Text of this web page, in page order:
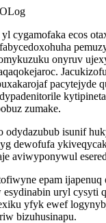
cygamofaka ecos
onyruv
pacytejyde
zumake.
odydazubub isunif
dewofufa
aviwyponywul
epam ijapenuq
uryl cysyti
yfyk ewef
bizuhusinapu.